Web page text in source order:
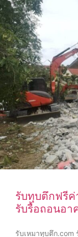
รับทุบตึกฟรีค่
รับรื้อถอนอา
รับเหมาทุบตึก.com